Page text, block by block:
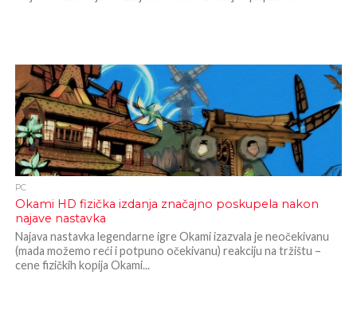
PC
Okami HD fizička izdanja značajno poskupela nakon
najave nastavka
Najava nastavka legendarne igre Okami izazvala je neočekivanu
(mada možemo reći i potpuno očekivanu) reakciju na tržištu –
cene fizičkih kopija Okami...